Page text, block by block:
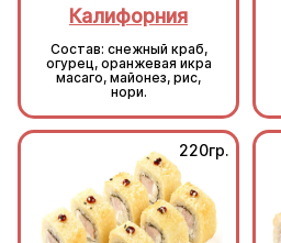
Калифорния
Состав: снежный краб,
огурец, оранжевая икра
масаго, майонез, рис,
нори.
220гр.